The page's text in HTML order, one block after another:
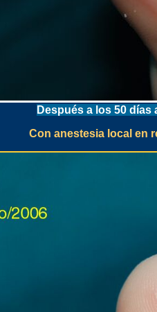
Después a los 50 días
Con anestesia local en